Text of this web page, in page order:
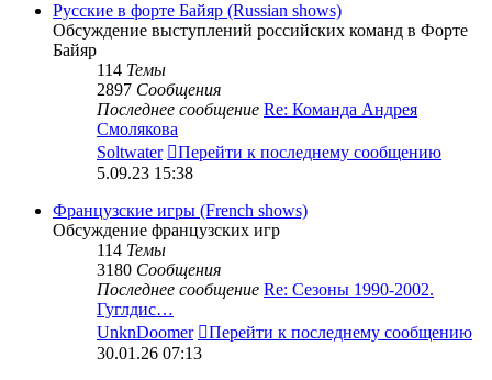
Русские в форте Байяр (Russian shows)
Обсуждение выступлений российских команд в Форте
Байяр
114 Темы
2897 Сообщения
Последнее сообщение Re: Команда Андрея
Смолякова
Soltwater
Перейти к последнему сообщению
5.09.23 15:38
Французские игры (French shows)
Обсуждение французских игр
114 Темы
3180 Сообщения
Последнее сообщение Re: Сезоны 1990-2002.
Гуглдис…
UnknDoomer
Перейти к последнему сообщению
30.01.26 07:13